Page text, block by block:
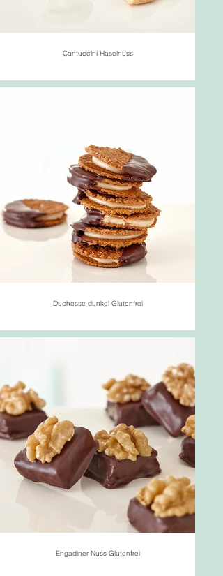
Cantuccini Haselnuss
Duchesse dunkel Glutenfrei
Engadiner Nuss Glutenfrei